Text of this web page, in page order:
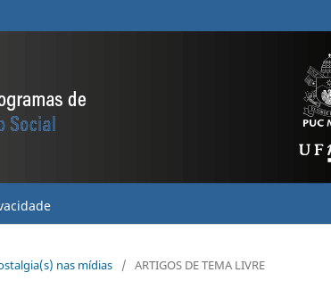
nas mídias / ARTIGOS DE TEMA LIVRE